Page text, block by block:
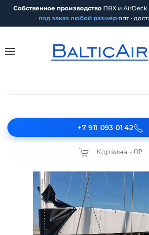
Собственное производство ПВХ и AirDeck
под заказ любой размер·опт ·
+7 911 093 01 42
Корзина - 0₽